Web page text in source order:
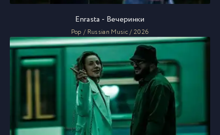
Enrasta - Вечеринки
Pop / Russian Music / 2026